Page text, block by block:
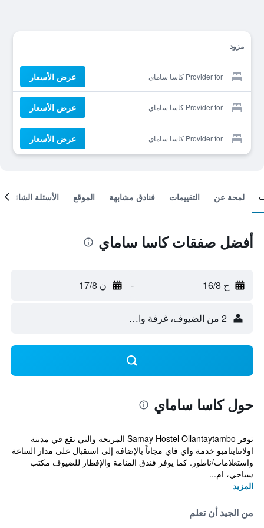
مزود
Provider for كاسا ساماي عرض الأسعار
Provider for كاسا ساماي عرض الأسعار
Provider for كاسا ساماي عرض الأسعار
لمحة عن التقييمات فنادق مشابهة الموقع الأسئلة الشائعة
أفضل صفقات كاسا ساماي
ح 16/8 - ن 17/8
2 من الضيوف، غرفة واحدة
حول كاسا ساماي
توفر Samay Hostel Ollantaytambo المريحة والتي تقع في مدينة
اولانتايتامبو خدمة واي فاي مجاناً بالإضافة إلى استقبال على مدار الساعة
واستعلامات/ناطور. كما يوفر فندق المنامة والإفطار للضيوف مكتب
سياحي، ام...
المزيد
من الجيد أن تعلم